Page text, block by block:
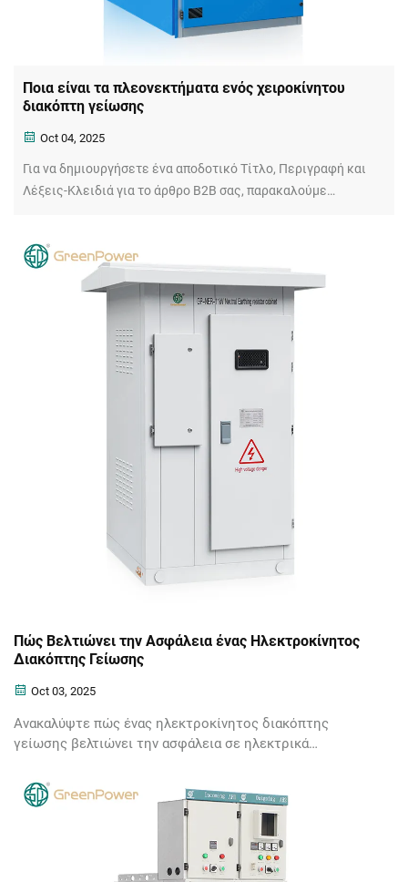
Ποια είναι τα πλεονεκτήματα ενός χειροκίνητου
διακόπτη γείωσης
Oct 04, 2025
Για να δημιουργήσετε ένα αποδοτικό Τίτλο, Περιγραφή και
Λέξεις-Κλειδιά για το άρθρο B2B σας, παρακαλούμε
μέγιστη ορατότητα στην αναζήτηση και CTR.
Πώς Βελτιώνει την Ασφάλεια ένας Ηλεκτροκίνητος
Διακόπτης Γείωσης
Oct 03, 2025
Ανακαλύψτε πώς ένας ηλεκτροκίνητος διακόπτης
γείωσης βελτιώνει την ασφάλεια σε ηλεκτρικά
αυτοματοποιώντας τη γείωση. Μάθετε τα βασικά οφέλη
και τις εφαρμογές.